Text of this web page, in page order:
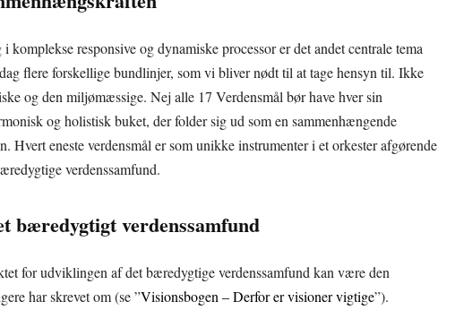
responsive og dynamiske processor er det andet centrale tema
flere forskellige bundlinjer, som vi bliver nødt til at tage hensyn til. Ikke
og den miljømæssige. Nej alle 17 Verdensmål bør have hver sin
og holistisk buket, der folder sig ud som en sammenhængende
Hvert eneste verdensmål er som unikke instrumenter i et orkester afgørende
verdenssamfund.
bæredygtigt verdenssamfund
for udviklingen af det bæredygtige verdenssamfund kan være den
har skrevet om (se ”Visionsbogen – Derfor er visioner vigtige”).